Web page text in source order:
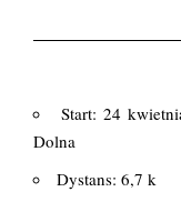
Start: 24
Dolna
Dystans: 6,7 k